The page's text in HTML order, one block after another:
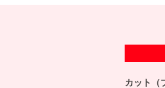
カット（